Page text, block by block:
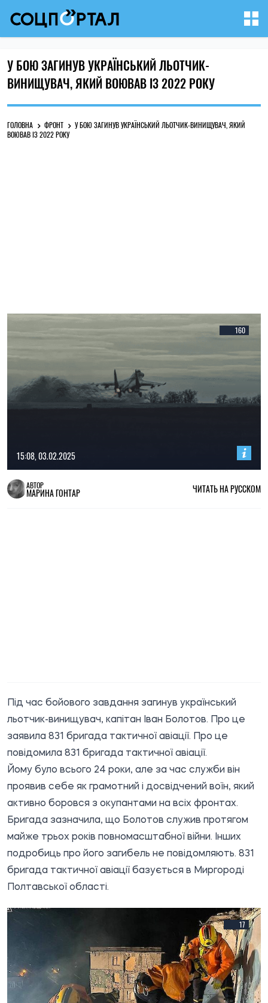
У БОЮ ЗАГИНУВ УКРАЇНСЬКИЙ ЛЬОТЧИК-
ВИНИЩУВАЧ, ЯКИЙ ВОЮВАВ ІЗ 2022 РОКУ
ГОЛОВНА ФРОНТ
У БОЮ ЗАГИНУВ УКРАЇНСЬКИЙ ЛЬОТЧИК-ВИНИЩУВАЧ, ЯКИЙ
ВОЮВАВ ІЗ 2022 РОКУ
160
15:08, 03.02.2025
АВТОР
МАРИНА ГОНТАР ЧИТАТЬ НА РУССКОМ
Під час бойового завдання загинув український
льотчик-винищувач, капітан Іван Болотов. Про це
заявила 831 бригада тактичної авіації. Про це
повідомила 831 бригада тактичної авіації.
Йому було всього 24 роки, але за час служби він
проявив себе як грамотний і досвідчений воїн, який
активно боровся з окупантами на всіх фронтах.
Бригада зазначила, що Болотов служив протягом
майже трьох років повномасштабної війни. Інших
подробиць про його загибель не повідомляють. 831
бригада тактичної авіації базується в Миргороді
Полтавської області.
17